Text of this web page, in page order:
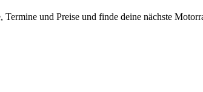
und Preise und finde deine nächste